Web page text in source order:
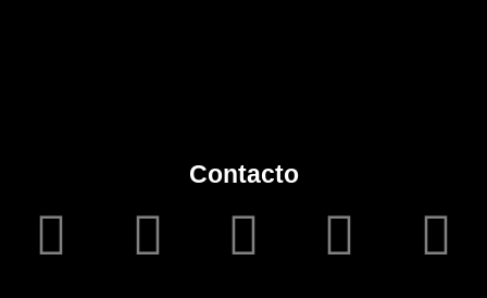
Contacto